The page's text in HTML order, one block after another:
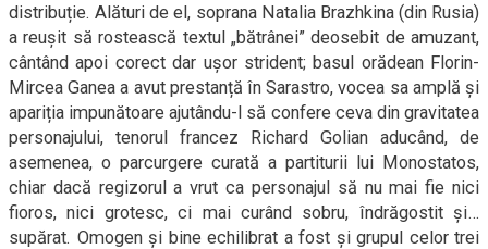
distribuție. Alături de el, soprana Natalia Brazhkina (din Rusia)
a reușit să rostească textul „bătrânei” deosebit de amuzant,
cântând apoi corect dar ușor strident; basul orădean Florin-
Mircea Ganea a avut prestanță în Sarastro, vocea sa amplă și
apariția impunătoare ajutându-l să confere ceva din gravitatea
personajului, tenorul francez Richard Golian aducând, de
asemenea, o parcurgere curată a partiturii lui Monostatos,
chiar dacă regizorul a vrut ca personajul să nu mai fie nici
fioros, nici grotesc, ci mai curând sobru, îndrăgostit și…
supărat. Omogen și bine echilibrat a fost și grupul celor trei